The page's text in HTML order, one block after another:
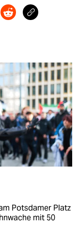
Potsdamer Platz
mit 50